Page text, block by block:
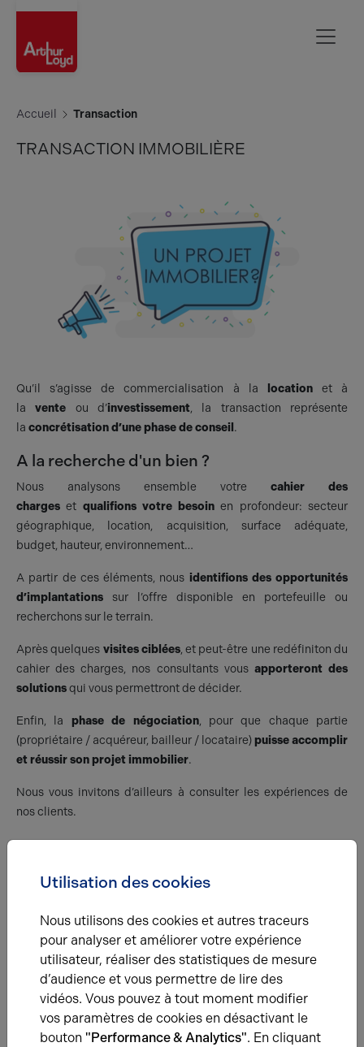
Accueil Transaction
TRANSACTION IMMOBILIÈRE
Qu’il s’agisse de commercialisation à la locationet à
lavente ou d’investissement, la transaction représente
la concrétisation d’une phase de conseil .
A la recherche d'un bien ?
Nous analysons ensemble votre cahier des
charges et qualifions votre besoinen profondeur: secteur
géographique, location, acquisition, surface adéquate,
budget, hauteur, environnement…
A partir de ces éléments, nous identifions des opportunités
d’implantations sur l’offre disponible en portefeuille ou
recherchons sur le terrain.
Après quelques visites ciblées, et peut-être une redéfiniton du
cahier des charges, nos consultants vous apporteront des
solutionsqui vous permettront de décider.
Enfin, la phase de négociation, pour que chaque partie
(propriétaire / acquéreur, bailleur / locataire)puisse accomplir
et réussir son projet immobilier.
Nous vous invitons d’ailleurs à consulter les expériences de
nos clients.
Propriétaire / Bailleurs
y réfléchissez.
Nous pouvons dans un 1er temps faire uneévaluation de votre
. Ceci vous permettra de vous positionner et prendre une
décision quant à la vente ou la location de celui-ci. Cette
évaluation prend en considération l’actif dans son
environnement géographique, de sesprestations
Utilisation des cookies
Nous utilisons des cookies et autres traceurs
pour analyser et améliorer votre expérience
utilisateur, réaliser des statistiques de mesure
d’audience et vous permettre de lire des
vidéos. Vous pouvez à tout moment modifier
vos paramètres de cookies en désactivant le
bouton "Performance & Analytics". En cliquant